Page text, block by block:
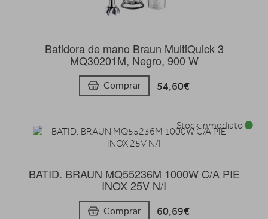
Batidora de mano Braun MultiQuick 3
MQ30201M, Negro, 900 W
Comprar 54,60€
BATID. BRAUN MQ55236M 1000W C/A PIE
INOX 25V N/I
Comprar 60,69€
Stock inmediato